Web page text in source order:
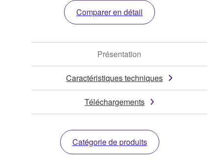
Comparer en détail
Présentation
Caractéristiques techniques
Téléchargements
Catégorie de produits